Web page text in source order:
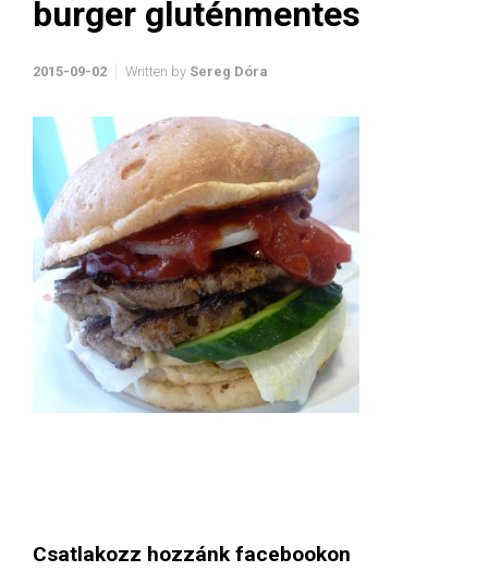
burger gluténmentes
2015-09-02 Written by Sereg Dóra
Csatlakozz hozzánk facebookon